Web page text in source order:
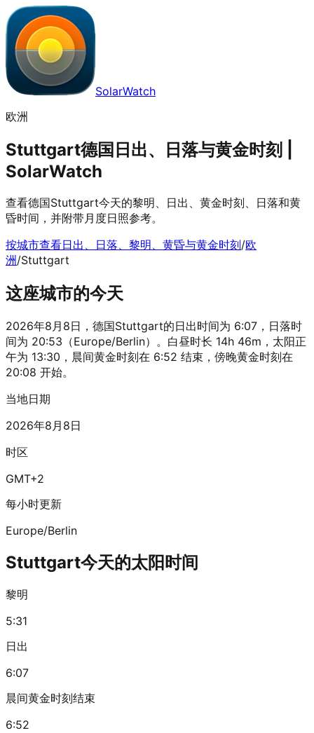
SolarWatch
欧洲
Stuttgart德国日出、日落与黄金时刻 |
SolarWatch
查看德国Stuttgart今天的黎明、日出、黄金时刻、日落和黄
昏时间，并附带月度日照参考。
按城市查看日出、日落、黎明、黄昏与黄金时刻/欧
洲/Stuttgart
这座城市的今天
2026年8月8日，德国Stuttgart的日出时间为 6:07，日落时
间为 20:53（Europe/Berlin）。白昼时长 14h 46m，太阳正
午为 13:30，晨间黄金时刻在 6:52 结束，傍晚黄金时刻在
20:08 开始。
当地日期
2026年8月8日
时区
GMT+2
每小时更新
Europe/Berlin
Stuttgart今天的太阳时间
黎明
5:31
日出
6:07
晨间黄金时刻结束
6:52